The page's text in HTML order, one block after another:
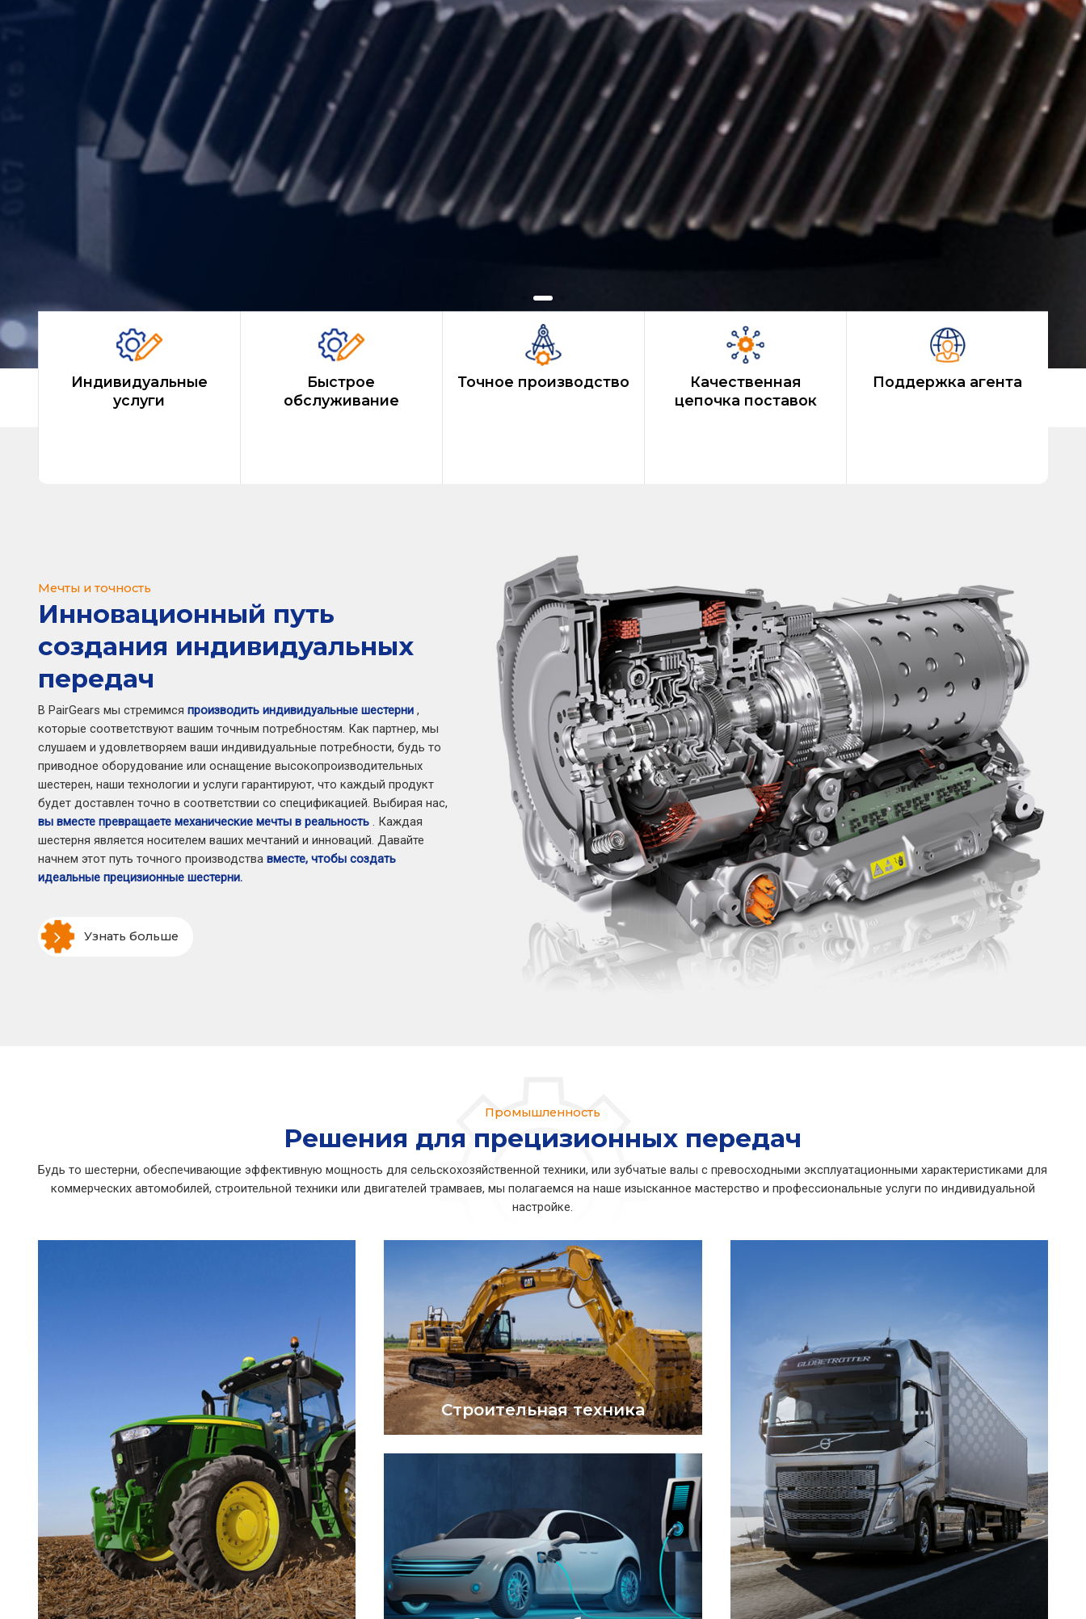
Индивидуальные
услуги
Быстрое
обслуживание
Точное производство
Качественная
цепочка поставок
Поддержка агента
Мечты и точность
Инновационный путь
создания индивидуальных
передач
В PairGears мы стремимся производить индивидуальные шестерни,
которые соответствуют вашим точным потребностям. Как партнер, мы
слушаем и удовлетворяем ваши индивидуальные потребности, будь то
приводное оборудование или оснащение высокопроизводительных
шестерен, наши технологии и услуги гарантируют, что каждый продукт
будет доставлен точно в соответствии со спецификацией. Выбирая нас,
вы вместе превращаете механические мечты в реальность. Каждая
шестерня является носителем ваших мечтаний и инноваций. Давайте
начнем этот путь точного производства вместе, чтобы создать
идеальные прецизионные шестерни.
Узнать больше
Промышленность
Решения для прецизионных передач
Будь то шестерни, обеспечивающие эффективную мощность для сельскохозяйственной техники, или зубчатые валы с превосходными эксплуатационными характеристиками для
коммерческих автомобилей, строительной техники или двигателей трамваев, мы полагаемся на наше изысканное мастерство и профессиональные услуги по индивидуальной
настройке.
Строительная техника
редукторов для различных марок инженерной
техники, включая экскаваторы, бульдозеры,
погрузчики, краны и многое другое.